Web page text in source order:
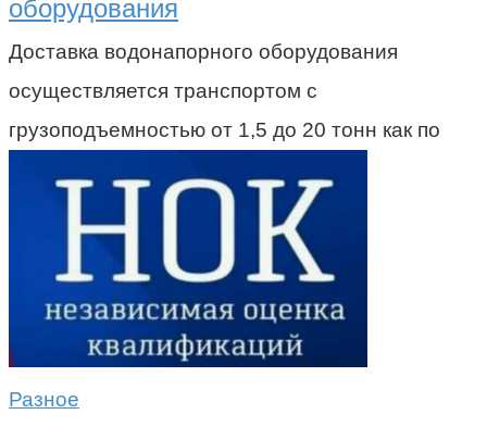
оборудования
Доставка водонапорного оборудования
осуществляется транспортом с
грузоподъемностью от 1,5 до 20 тонн как по
Разное